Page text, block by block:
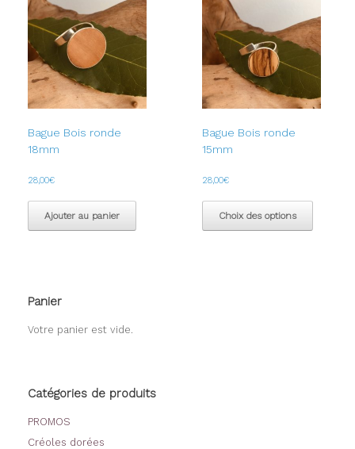
options
peuvent
être
la
Bague Bois ronde
18mm
28,00€
Ajouter au panier
Bague Bois ronde
15mm
28,00€
Choix des options
a
Panier
Votre panier est vide.
Catégories de produits
PROMOS
Créoles dorées